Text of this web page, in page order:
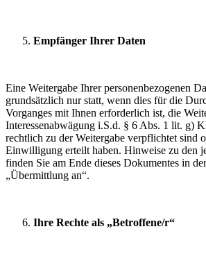
Empfänger Ihrer Daten
Eine Weitergabe Ihrer personenbezogenen
grundsätzlich nur statt, wenn dies für die
Vorganges mit Ihnen erforderlich ist, die
Interessenabwägung i.S.d. § 6 Abs. 1 lit. g)
rechtlich zu der Weitergabe verpflichtet sind
Einwilligung erteilt haben. Hinweise zu den
finden Sie am Ende dieses Dokumentes in
„Übermittlung an“.
Ihre Rechte als „Betroffene/r“